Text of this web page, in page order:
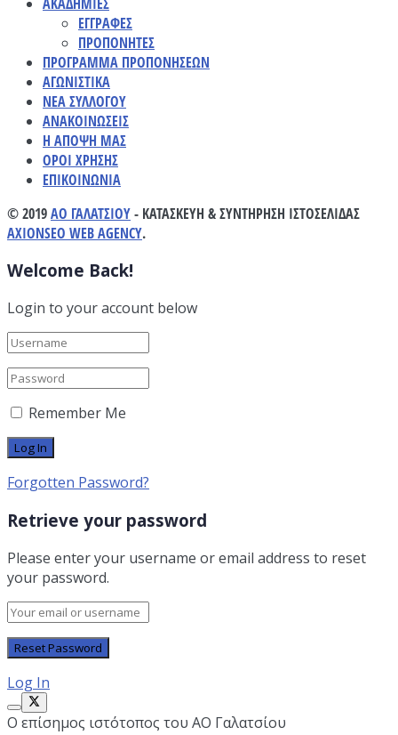
ΕΓΓΡΑΦΕΣ
ΠΡΟΠΟΝΗΤΕΣ
ΠΡΟΓΡΑΜΜΑ ΠΡΟΠΟΝΗΣΕΩΝ
ΑΓΩΝΙΣΤΙΚΑ
ΝΕΑ ΣΥΛΛΟΓΟΥ
ΑΝΑΚΟΙΝΩΣΕΙΣ
Η ΑΠΟΨΗ ΜΑΣ
ΟΡΟΙ ΧΡΗΣΗΣ
ΕΠΙΚΟΙΝΩΝΙΑ
© 2019ΑΟ ΓΑΛΑΤΣΙΟΥ- ΚΑΤΑΣΚΕΥΗ & ΣΥΝΤΗΡΗΣΗ ΙΣΤΟΣΕΛΙΔΑΣ
AXIONSEO WEB AGENCY.
Welcome Back!
Login to your account below
Remember Me
Forgotten Password?
Retrieve your password
Please enter your username or email address to reset
your password.
Log In
Ο επίσημος ιστότοπος του ΑΟ Γαλατσίου